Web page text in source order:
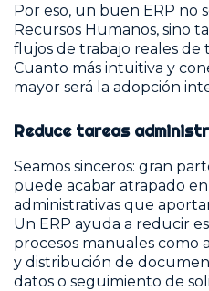
Por eso, un buen ERP no
Recursos Humanos, sino
flujos de trabajo reales de
Cuanto más intuitiva y
mayor será la adopción
Reduce tareas
Seamos sinceros: gran
puede acabar atrapado
administrativas que
Un ERP ayuda a reducir
procesos manuales como
y distribución de
datos o seguimiento de